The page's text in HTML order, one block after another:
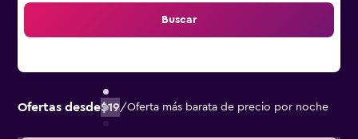
Buscar
Ofertas desde$19/Oferta más barata de precio por noche